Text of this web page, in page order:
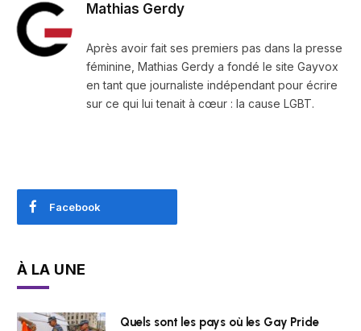
Mathias Gerdy
Après avoir fait ses premiers pas dans la presse
féminine, Mathias Gerdy a fondé le site Gayvox
en tant que journaliste indépendant pour écrire
sur ce qui lui tenait à cœur : la cause LGBT.
Facebook
À LA UNE
Quels sont les pays où les Gay Pride